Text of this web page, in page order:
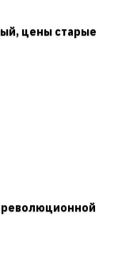
цены старые